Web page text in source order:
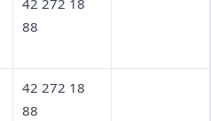
42 272 18
88
42 272 18
88